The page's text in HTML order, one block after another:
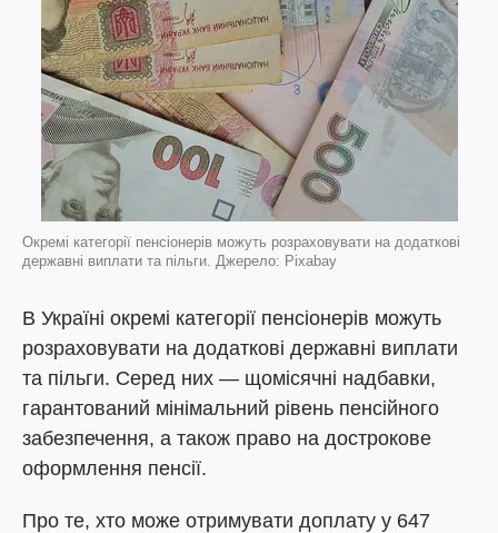
Окремі категорії пенсіонерів можуть розраховувати на додаткові
державні виплати та пільги. Джерело: Pixabay
В Україні окремі категорії пенсіонерів можуть
розраховувати на додаткові державні виплати
та пільги. Серед них — щомісячні надбавки,
гарантований мінімальний рівень пенсійного
забезпечення, а також право на дострокове
оформлення пенсії.
Про те, хто може отримувати доплату у 647